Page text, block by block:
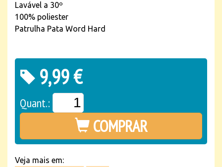
Lavável a 30º
100% poliester
Patrulha Pata Word Hard
9,99 €
Quant.:
COMPRAR
Veja mais em: